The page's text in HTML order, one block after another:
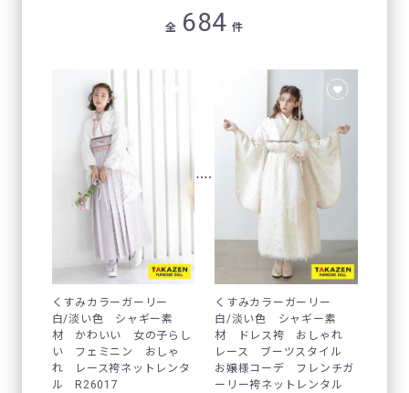
全 684 件
くすみカラーガーリー
白/淡い色 シャギー素
材 かわいい 女の子らし
い フェミニン おしゃ
れ レース袴ネットレンタ
ル R26017
くすみカラーガーリー
白/淡い色 シャギー素
材 ドレス袴 おしゃれ
レース ブーツスタイル
お嬢様コーデ フレンチガ
ーリー袴ネットレンタル